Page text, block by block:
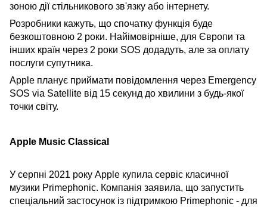
зоною дії стільникового зв'язку або інтернету.
Розробники кажуть, що спочатку функція буде
безкоштовною 2 роки. Найімовірніше, для Європи та
інших країн через 2 роки SOS додадуть, але за оплату
послуги супутника.
Apple планує приймати повідомлення через Emergency
SOS via Satellite від 15 секунд до хвилини з будь-якої
точки світу.
Apple Music Classical
У серпні 2021 року Apple купила сервіс класичної
музики Primephonic. Компанія заявила, що запустить
спеціальний застосунок із підтримкою Primephonic - для